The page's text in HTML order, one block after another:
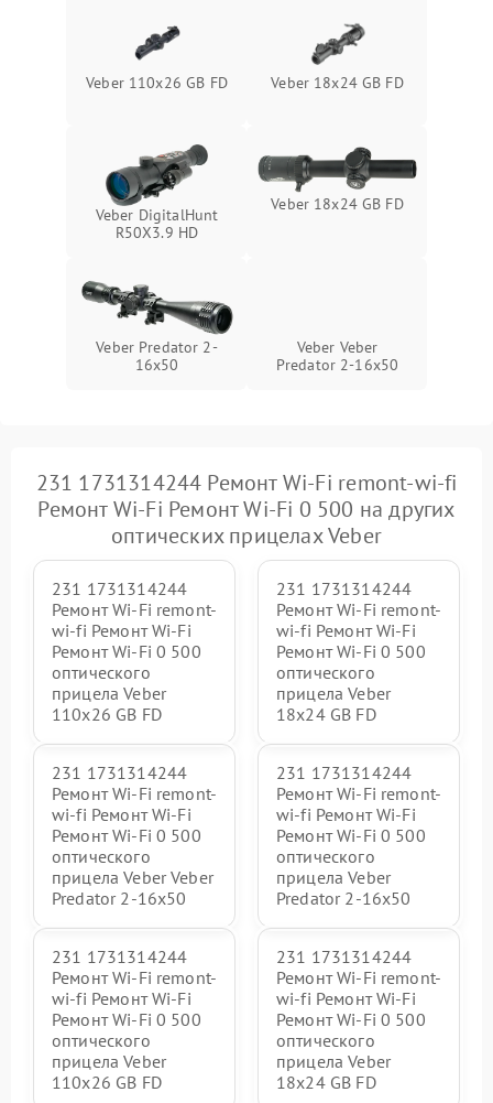
Veber 110x26 GB FD Veber 18x24 GB FD
Veber DigitalHunt
R50X3.9 HD
Veber 18x24 GB FD
Veber Predator 2-
16x50
Veber Veber
Predator 2-16x50
231 1731314244 Ремонт Wi-Fi remont-wi-fi
Ремонт Wi-Fi Ремонт Wi-Fi 0 500 на других
оптических прицелах Veber
231 1731314244
Ремонт Wi-Fi remont-
wi-fi Ремонт Wi-Fi
Ремонт Wi-Fi 0 500
оптического
прицела Veber
110x26 GB FD
231 1731314244
Ремонт Wi-Fi remont-
wi-fi Ремонт Wi-Fi
Ремонт Wi-Fi 0 500
оптического
прицела Veber
18x24 GB FD
231 1731314244
Ремонт Wi-Fi remont-
wi-fi Ремонт Wi-Fi
Ремонт Wi-Fi 0 500
оптического
прицела Veber Veber
Predator 2-16x50
231 1731314244
Ремонт Wi-Fi remont-
wi-fi Ремонт Wi-Fi
Ремонт Wi-Fi 0 500
оптического
прицела Veber
Predator 2-16x50
231 1731314244
Ремонт Wi-Fi remont-
wi-fi Ремонт Wi-Fi
Ремонт Wi-Fi 0 500
оптического
прицела Veber
110х26 GB FD
231 1731314244
Ремонт Wi-Fi remont-
wi-fi Ремонт Wi-Fi
Ремонт Wi-Fi 0 500
оптического
прицела Veber
18x24 GB FD